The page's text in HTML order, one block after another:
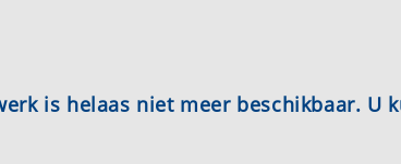
is helaas niet meer beschikbaar.